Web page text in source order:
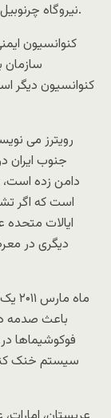
نيروگاه چرنوبيل نيز مانند بوشهر توسط روسها ساخته شده بود.
کنوانسيون
سازمان
کنوانسيون ديگر
رويترز می
جنوب ايران
دامن زده است،
است که اگر
ايالات
ديگری در
باعث صدمه
فوکوشيماها
سيستم خنک